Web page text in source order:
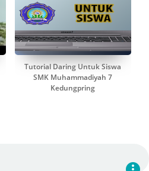
Tutorial Daring Untuk Siswa
SMK Muhammadiyah 7
Kedungpring